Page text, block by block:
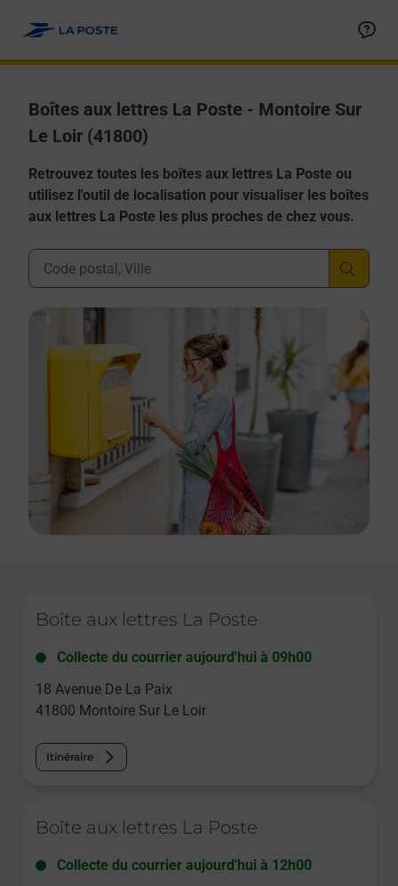
Boîtes aux lettres La Poste - Montoire Sur
Le Loir (41800)
Retrouvez toutes les boîtes aux lettres La Poste ou
utilisez l'outil de localisation pour visualiser les boîtes
aux lettres La Poste les plus proches de chez vous.
Ville, Département, Code Postal
Boîte aux lettres La Poste
Collecte du courrier aujourd'hui à 09h00
18 Avenue De La Paix
41800 Montoire Sur Le Loir
Itinéraire
Boîte aux lettres La Poste
Collecte du courrier aujourd'hui à 12h00